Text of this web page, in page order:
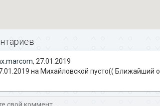
, 27.01.2019
на Михайловской пусто(( Ближайший